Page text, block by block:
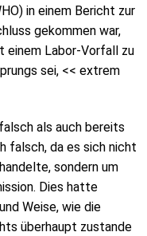
in einem Bericht zur
gekommen war,
einem Labor-Vorfall zu
sei, << extrem
als auch bereits
falsch, da es sich nicht
sondern um
Dies hatte
Weise, wie die
überhaupt zustande